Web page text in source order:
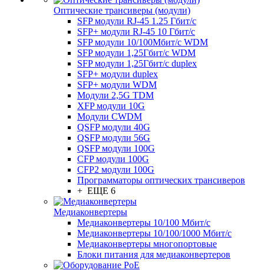
Оптические трансиверы (модули)
SFP модули RJ-45 1.25 Гбит/c
SFP+ модули RJ-45 10 Гбит/c
SFP модули 10/100Мбит/с WDM
SFP модули 1,25Гбит/с WDM
SFP модули 1,25Гбит/с duplex
SFP+ модули duplex
SFP+ модули WDM
Модули 2,5G TDM
XFP модули 10G
Модули CWDM
QSFP модули 40G
QSFP модули 56G
QSFP модули 100G
CFP модули 100G
CFP2 модули 100G
Программаторы оптических трансиверов
+ ЕЩЕ 6
Медиаконвертеры
Медиаконвертеры 10/100 Мбит/с
Медиаконвертеры 10/100/1000 Мбит/c
Медиаконвертеры многопортовые
Блоки питания для медиаконвертеров